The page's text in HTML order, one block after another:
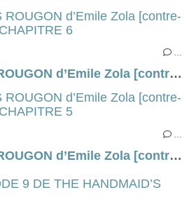
…
LA FORTUNE DES ROUGON d’Emile Zola [contre-profil d’une œuvre] - CHAPITRE 6
LA FORTUNE DES ROUGON d’Emile Zola [contre-profil d’une œuvre] - CHAPITRE 5